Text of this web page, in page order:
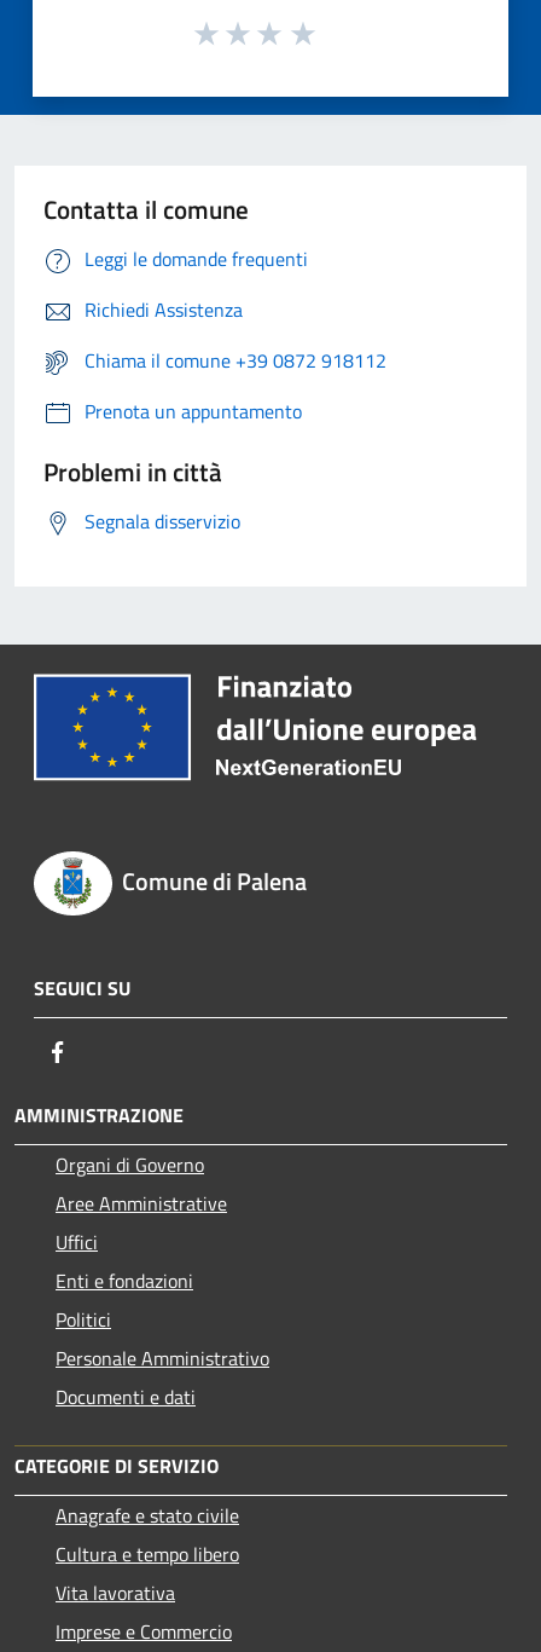
Contatta il comune
Leggi le domande frequenti
Richiedi Assistenza
Chiama il comune +39 0872 918112
Prenota un appuntamento
Problemi in città
Segnala disservizio
Comune di Palena
SEGUICI SU
AMMINISTRAZIONE
Organi di Governo
Aree Amministrative
Uffici
Enti e fondazioni
Politici
Personale Amministrativo
Documenti e dati
CATEGORIE DI SERVIZIO
Anagrafe e stato civile
Cultura e tempo libero
Vita lavorativa
Imprese e Commercio